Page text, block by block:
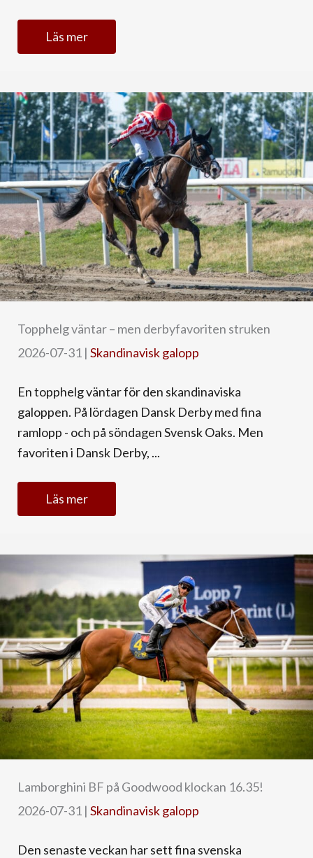
Läs mer
Topphelg väntar – men derbyfavoriten struken
2026-07-31 | Skandinavisk galopp
En topphelg väntar för den skandinaviska
galoppen. På lördagen Dansk Derby med fina
ramlopp - och på söndagen Svensk Oaks. Men
favoriten i Dansk Derby, ...
Läs mer
Lamborghini BF på Goodwood klockan 16.35!
2026-07-31 | Skandinavisk galopp
Den senaste veckan har sett fina svenska